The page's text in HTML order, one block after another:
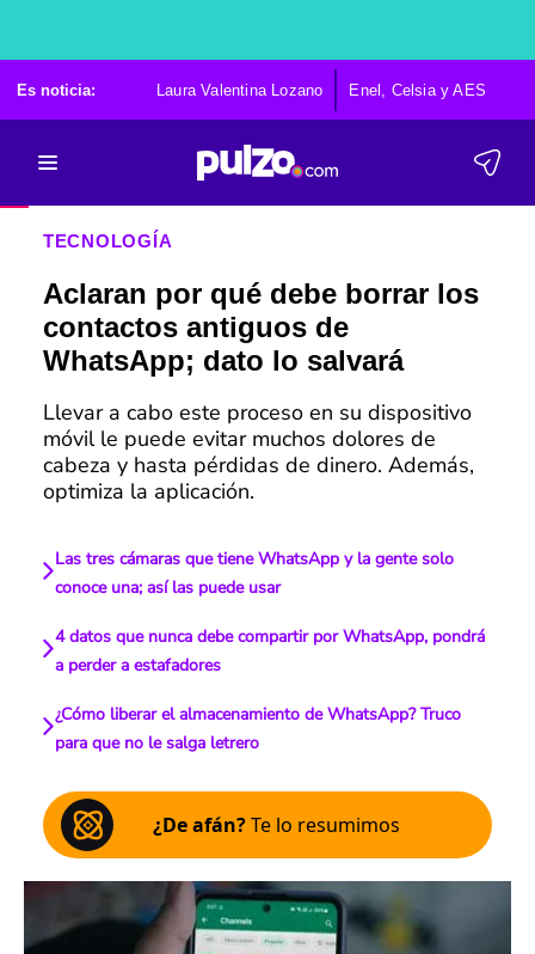
Es noticia: Laura Valentina Lozano Enel, Celsia y AES
TECNOLOGÍA
Aclaran por qué debe borrar los
contactos antiguos de
WhatsApp; dato lo salvará
Llevar a cabo este proceso en su dispositivo
móvil le puede evitar muchos dolores de
cabeza y hasta pérdidas de dinero. Además,
optimiza la aplicación.
Las tres cámaras que tiene WhatsApp y la gente solo
conoce una; así las puede usar
4 datos que nunca debe compartir por WhatsApp, pondrá
a perder a estafadores
¿Cómo liberar el almacenamiento de WhatsApp? Truco
para que no le salga letrero
¿De afán?Te lo resumimos